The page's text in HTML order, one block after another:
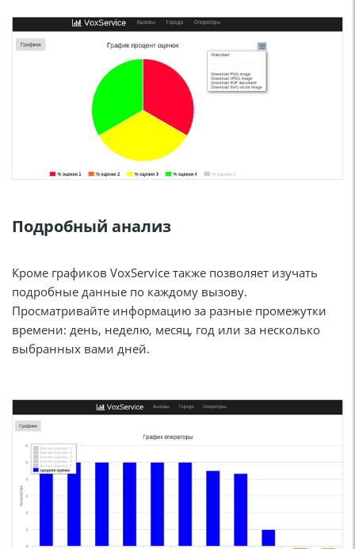
Подробный анализ
Кроме графиков VoxService также позволяет изучать
подробные данные по каждому вызову.
Просматривайте информацию за разные промежутки
времени: день, неделю, месяц, год или за несколько
выбранных вами дней.